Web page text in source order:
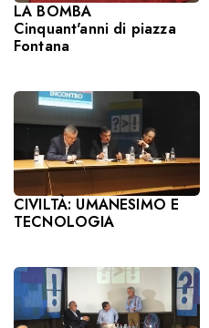
LA BOMBA
Cinquant'anni di piazza
Fontana
CIVILTÀ: UMANESIMO E
TECNOLOGIA